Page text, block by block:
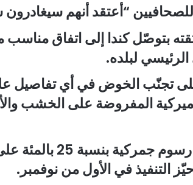
“أعتقد أنهم سيغادرون
بتوصّل كندا إلى اتفاق مناسب
لبلده.
تجنّب الخوض في أي تفاصيل
المفروضة على الخشب
والإثنين، أعلن ترامب
التنفيذ في الأول من نوفمبر.